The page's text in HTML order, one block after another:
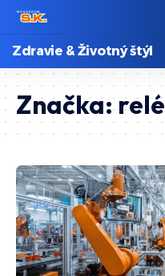
Zdravie & Životný štýl
Značka:relé